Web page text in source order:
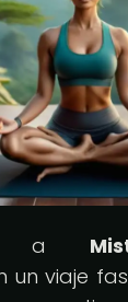
a
un viaje